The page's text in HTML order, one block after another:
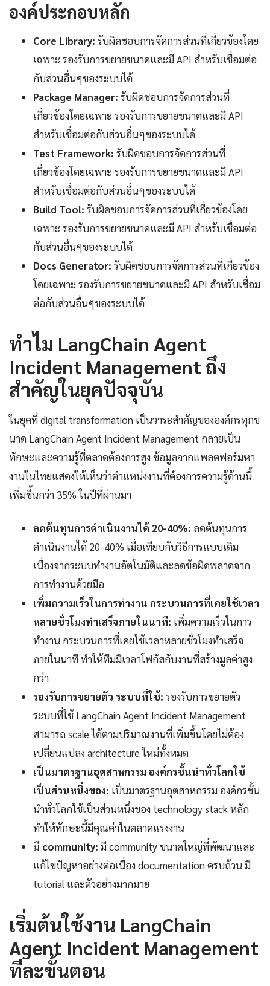
องค์ประกอบหลัก
Core Library: รับผิดชอบการจัดการส่วนที่เกี่ยวข้องโดย
เฉพาะ รองรับการขยายขนาดและมี API สำหรับเชื่อมต่อ
กับส่วนอื่นๆของระบบได้
Package Manager: รับผิดชอบการจัดการส่วนที่
เกี่ยวข้องโดยเฉพาะ รองรับการขยายขนาดและมี API
สำหรับเชื่อมต่อกับส่วนอื่นๆของระบบได้
Test Framework: รับผิดชอบการจัดการส่วนที่
เกี่ยวข้องโดยเฉพาะ รองรับการขยายขนาดและมี API
สำหรับเชื่อมต่อกับส่วนอื่นๆของระบบได้
Build Tool: รับผิดชอบการจัดการส่วนที่เกี่ยวข้องโดย
เฉพาะ รองรับการขยายขนาดและมี API สำหรับเชื่อมต่อ
กับส่วนอื่นๆของระบบได้
Docs Generator: รับผิดชอบการจัดการส่วนที่เกี่ยวข้อง
โดยเฉพาะ รองรับการขยายขนาดและมี API สำหรับเชื่อม
ต่อกับส่วนอื่นๆของระบบได้
ทำไม LangChain Agent
Incident Management ถึง
สำคัญในยุคปัจจุบัน
ในยุคที่ digital transformation เป็นวาระสำคัญขององค์กรทุกข
นาด LangChain Agent Incident Management กลายเป็น
ทักษะและความรู้ที่ตลาดต้องการสูง ข้อมูลจากแพลตฟอร์มหา
งานในไทยแสดงให้เห็นว่าตำแหน่งงานที่ต้องการความรู้ด้านนี้
เพิ่มขึ้นกว่า 35% ในปีที่ผ่านมา
ลดต้นทุนการดำเนินงานได้ 20-40%: ลดต้นทุนการ
ดำเนินงานได้ 20-40% เมื่อเทียบกับวิธีการแบบเดิม
เนื่องจากระบบทำงานอัตโนมัติและลดข้อผิดพลาดจาก
การทำงานด้วยมือ
เพิ่มความเร็วในการทำงาน กระบวนการที่เคยใช้เวลา
หลายชั่วโมงทำเสร็จภายในนาที: เพิ่มความเร็วในการ
ทำงาน กระบวนการที่เคยใช้เวลาหลายชั่วโมงทำเสร็จ
ภายในนาที ทำให้ทีมมีเวลาโฟกัสกับงานที่สร้างมูลค่าสูง
กว่า
รองรับการขยายตัว ระบบที่ใช้: รองรับการขยายตัว
ระบบที่ใช้ LangChain Agent Incident Management
สามารถ scale ได้ตามปริมาณงานที่เพิ่มขึ้นโดยไม่ต้อง
เปลี่ยนแปลง architecture ใหม่ทั้งหมด
เป็นมาตรฐานอุตสาหกรรม องค์กรชั้นนำทั่วโลกใช้
เป็นส่วนหนึ่งของ: เป็นมาตรฐานอุตสาหกรรม องค์กรชั้น
นำทั่วโลกใช้เป็นส่วนหนึ่งของ technology stack หลัก
ทำให้ทักษะนี้มีคุณค่าในตลาดแรงงาน
มี community: มี community ขนาดใหญ่ที่พัฒนาและ
แก้ไขปัญหาอย่างต่อเนื่อง documentation ครบถ้วน มี
tutorial และตัวอย่างมากมาย
เริ่มต้นใช้งาน LangChain
Agent Incident Management
ทีละขั้นตอน